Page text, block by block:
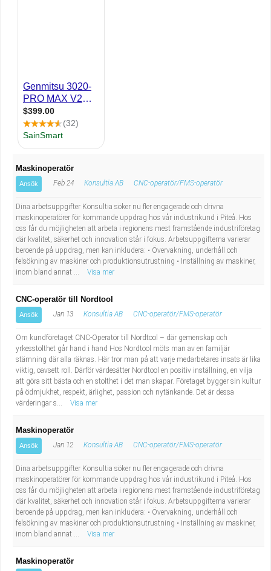
Kropps- och skönhetsvård
Kultur, media, design
Militärt arbete
Naturbruk
Naturvetenskapligt arbete
Pedagogiskt arbete
Sanering och renhållning
Säkerhetsarbete
Tekniskt arbete
Transport
Budbilsförare
Tidningsbud/Tidningsdistributör
Lärare i fritidshem/Fritidspedagog
Taxiförare/Taxichaufför
Läkarsekreterare/Vårdadmin/Medicinsk
sekreterare
Lastbilsförare m.fl.
Informatör/Kommunikatör
Brevbärare
Sjuksköterska, grundutbildad
Kock, storhushåll
Undersköterska, vård- o specialavd. o mottagning
Bibliotekarie
Administrativ assistent
Lärare i gymnasiet
Maskinoperatör
Ansök Feb 24 Konsultia AB CNC-operatör/FMS-operatör
Dina arbetsuppgifter Konsultia söker nu fler engagerade och drivna
maskinoperatörer för kommande uppdrag hos vår industrikund i Piteå. Hos
oss får du möjligheten att arbeta i regionens mest framstående industriföretag
där kvalitet, säkerhet och innovation står i fokus. Arbetsuppgifterna varierar
beroende på uppdrag, men kan inkludera: • Övervakning, underhåll och
felsökning av maskiner och produktionsutrustning • Inställning av maskiner,
inom bland annat ...
Visa mer
CNC-operatör till Nordtool
Ansök Jan 13 Konsultia AB CNC-operatör/FMS-operatör
Om kundföretaget CNC-Operatör till Nordtool – där gemenskap och
yrkesstolthet går hand i hand Hos Nordtool möts man av en familjär
stämning där alla räknas. Här tror man på att varje medarbetares insats är lika
viktig, oavsett roll. Därför värdesätter Nordtool en positiv inställning, en vilja
att göra sitt bästa och en stolthet i det man skapar. Företaget bygger sin kultur
på ödmjukhet, respekt, ärlighet, passion och nytänkande. Det är dessa
värderingar s...
Visa mer
Maskinoperatör
Ansök Jan 12 Konsultia AB CNC-operatör/FMS-operatör
Dina arbetsuppgifter Konsultia söker nu fler engagerade och drivna
maskinoperatörer för kommande uppdrag hos vår industrikund i Piteå. Hos
oss får du möjligheten att arbeta i regionens mest framstående industriföretag
där kvalitet, säkerhet och innovation står i fokus. Arbetsuppgifterna varierar
beroende på uppdrag, men kan inkludera: • Övervakning, underhåll och
felsökning av maskiner och produktionsutrustning • Inställning av maskiner,
inom bland annat ...
Visa mer
Maskinoperatör